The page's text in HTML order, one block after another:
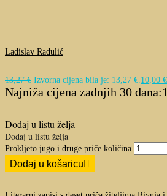
Ladislav Radulić
13,27€ Izvorna cijena bila je: 13,27 €.10,00 €
Najniža cijena zadnjih 30 dana:
Dodaj u listu želja
Dodaj u listu želja
Prokljeto jugo i druge priče količina
Dodaj u košaricu